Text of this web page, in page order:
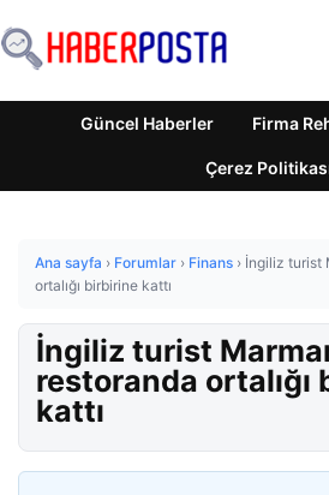
Güncel Haberler Firma
Çerez
Ana sayfa › Forumlar › Finans › İngiliz turist
ortalığı birbirine kattı
İngiliz turist
restoranda ortalığı
kattı